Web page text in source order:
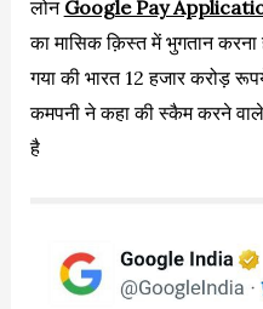
लोन Google Pay
का मासिक क़िस्त में भुगतान करना
गया की भारत 12 हजार करोड़
कमपनी ने कहा की स्कैम करने
है